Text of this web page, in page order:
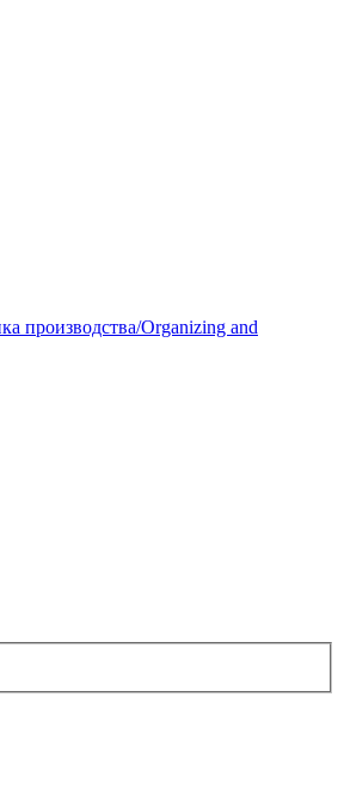
производства/Organizing and